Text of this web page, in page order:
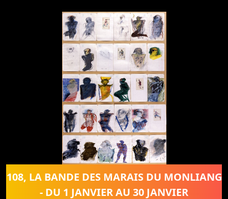
108, LA BANDE DES MARAIS DU MONLIANG
- DU 1 JANVIER AU 30 JANVIER